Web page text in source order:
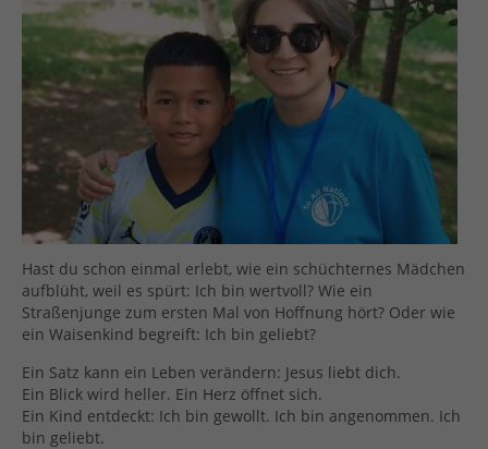
Hast du schon einmal erlebt, wie ein schüchternes Mädchen
aufblüht, weil es spürt: Ich bin wertvoll? Wie ein
Straßenjunge zum ersten Mal von Hoffnung hört? Oder wie
ein Waisenkind begreift: Ich bin geliebt?
Ein Satz kann ein Leben verändern: Jesus liebt dich.
Ein Blick wird heller. Ein Herz öffnet sich.
Ein Kind entdeckt: Ich bin gewollt. Ich bin angenommen. Ich
bin geliebt.